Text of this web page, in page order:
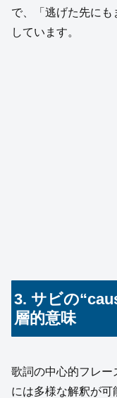
で、「逃げた先に
しています。
3. サビの
層的意味
歌詞の中心的フレー
には多様な解釈が